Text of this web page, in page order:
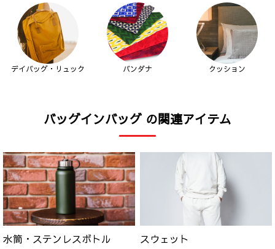
デイバッグ・リュック バンダナ クッション
バッグインバッグ の関連アイテム
水筒・ステンレスボトル スウェット